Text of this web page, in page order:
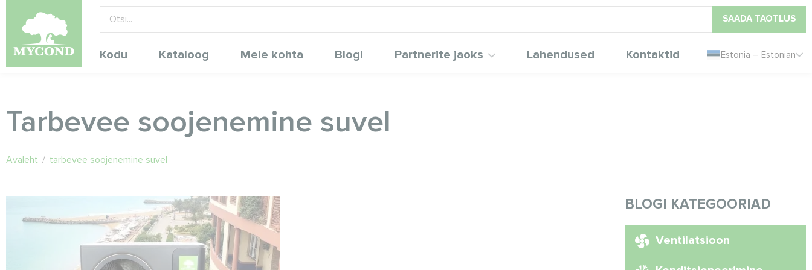
SAADA TAOTLUS
Kodu Kataloog Meie kohta Blogi Partnerite jaoks Lahendused Kontaktid Estonia – Estonian
Tarbevee soojenemine suvel
Avaleht / tarbevee soojenemine suvel
BLOGI KATEGOORIAD
Ventilatsioon